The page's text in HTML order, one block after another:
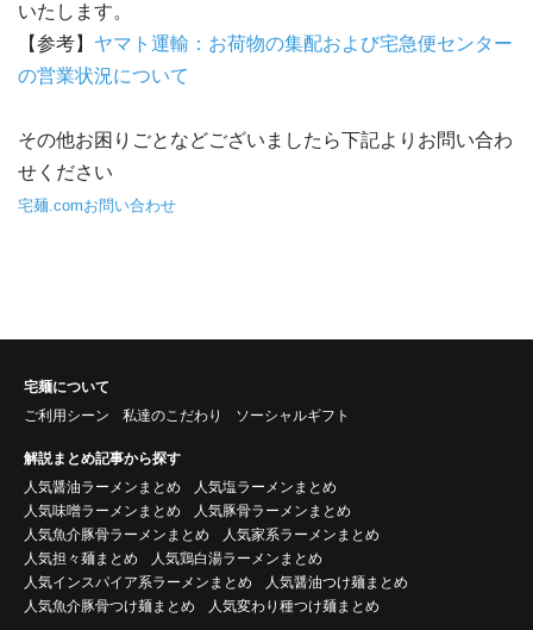
いたします。
【参考】 ヤマト運輸：お荷物の集配および宅急便センター
の営業状況について
その他お困りごとなどございましたら下記よりお問い合わ
せください
宅麺.comお問い合わせ
宅麺について
ご利用シーン
私達のこだわり ソーシャルギフト
解説まとめ記事から探す
人気醤油ラーメンまとめ
人気塩ラーメンまとめ
人気味噌ラーメンまとめ
人気豚骨ラーメンまとめ
人気魚介豚骨ラーメンまとめ
人気家系ラーメンまとめ
人気担々麺まとめ
人気鶏白湯ラーメンまとめ
人気インスパイア系ラーメンまとめ
人気醤油つけ麺まとめ
人気魚介豚骨つけ麺まとめ
人気変わり種つけ麺まとめ